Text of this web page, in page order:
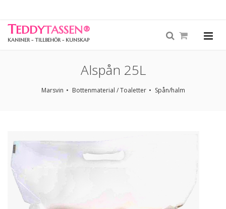
TEDDYTASSEN®
KANINER - TILLBEHÖR - KUNSKAP
Alspån 25L
Marsvin Bottenmaterial / Toaletter Spån/halm